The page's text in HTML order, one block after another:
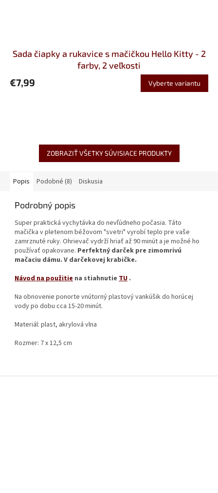
Sada čiapky a rukavice s mačičkou Hello Kitty - 2
farby, 2 veľkosti
€7,99 Vyberte variantu
ZOBRAZIŤ VŠETKY SÚVISIACE PRODUKTY
Popis Podobné (8) Diskusia
Podrobný popis
Super praktická vychytávka do nevľúdneho počasia. Táto
mačička v pletenom béžovom "svetri" vyrobí teplo pre vaše
zamrznuté ruky. Ohrievač vydrží hriať až 90 minút a je možné ho
používať opakovane. Perfektný darček pre zimomrivú
mačaciu dámu. V darčekovej krabičke.
Návod na použitie na stiahnutie TU .
Na obnovenie ponorte vnútorný plastový vankúšik do horúcej
vody po dobu cca 15-20 minút.
Materiál: plast, akrylová vlna
Rozmer: 7 x 12,5 cm